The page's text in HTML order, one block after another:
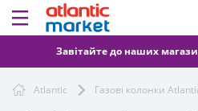
Завітайте до наших
Atlantic Газові колонки